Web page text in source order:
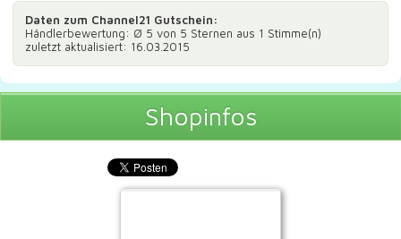
Daten zum Channel21 Gutschein:
Händlerbewertung: Ø 5 von 5 Sternen aus 1 Stimme(n)
zuletzt aktualisiert: 16.03.2015
Shopinfos